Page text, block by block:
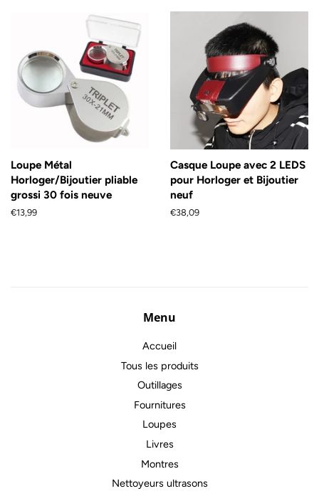
Loupe Métal
Horloger/Bijoutier pliable
grossi 30 fois neuve
Prix
€13,99
Casque Loupe avec 2 LEDS
pour Horloger et Bijoutier
neuf
Prix
€38,09
Menu
Accueil
Tous les produits
Outillages
Fournitures
Loupes
Livres
Montres
Nettoyeurs ultrasons